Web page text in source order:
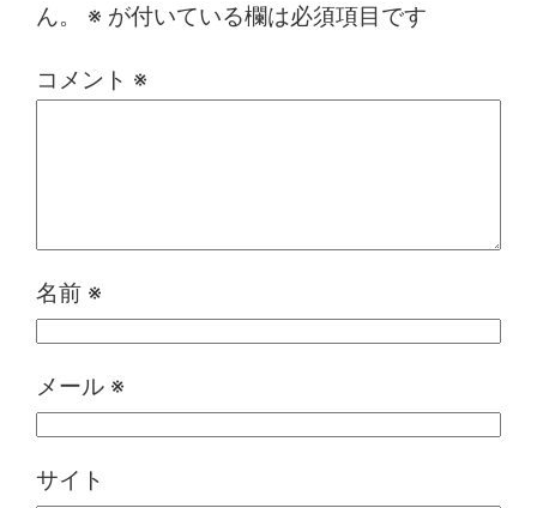
ん。
※ が付いている欄は必須項目です
コメント ※
名前 ※
メール ※
サイト